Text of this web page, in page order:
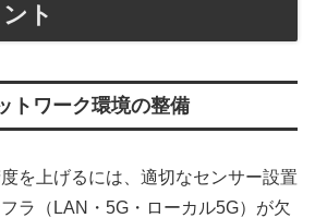
ト
トワーク環境の整備
を上げるには、適切なセンサー設置
ラ（LAN・5G・ローカル5G）が欠